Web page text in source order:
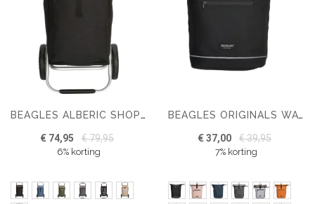
BEAGLES ALBERIC SHOPPING TROLLEY
€ 74,95 € 79,95
6% korting
BEAGLES ORIGINALS WATERPROOF ORIGINALS BACKPACK 15,6 INCH
€ 37,00 € 39,95
7% korting